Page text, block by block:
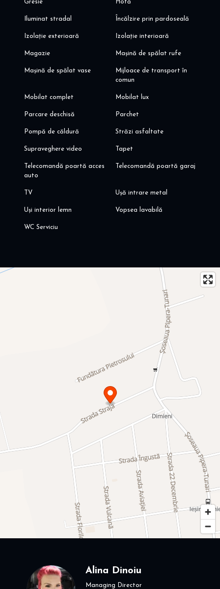
Gresie Hotă
Iluminat stradal Încălzire prin pardoseală
Izolație exterioară Izolație interioară
Magazie Mașină de spălat rufe
Mașină de spălat vase
Mijloace de transport în
comun
Mobilat complet Mobilat lux
Parcare deschisă Parchet
Pompă de căldură Străzi asfaltate
Supraveghere video Tapet
Telecomandă poartă acces
auto
Telecomandă poartă garaj
TV Ușă intrare metal
Uși interior lemn Vopsea lavabilă
WC Serviciu
Alina Dinoiu
Managing Director